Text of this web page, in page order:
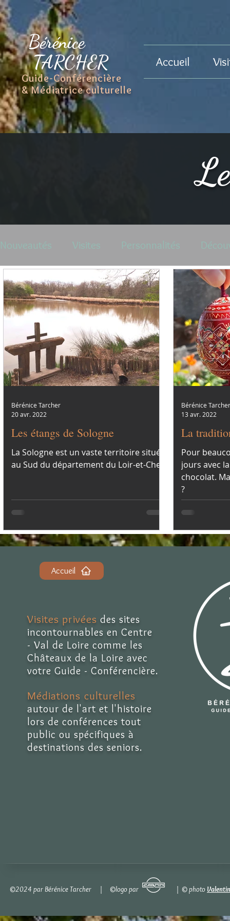
Bérénice
TARCHER
Guide-Conférencière
& Médiatrice culturelle
Accueil
Nouveautés Visites Personnalités
Les étangs de Sologne
La Sologne est un vaste territoire situé
au Sud du département du Loir-et-Cher.
Bérénice Tarcher
20 avr. 2022
La
Pour
jours avec
chocolat.
?
Bérénice Tarcher
13 avr. 2022
Accueil
Visites privées des sites
incontournables en Centre
- Val de Loire comme les
Châteaux de la Loire avec
votre Guide - Conférencière.
Médiations culturelles
autour de l'art et l'histoire
lors de conférences tout
public ou spécifiques à
destinations des seniors.
©2024 par Bérénice Tarcher | ©logo par | © photo